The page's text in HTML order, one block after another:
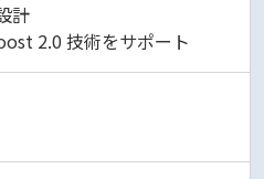
計
2.0 技術をサポート